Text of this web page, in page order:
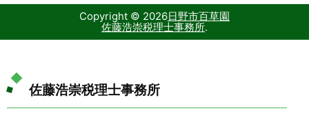
Copyright © 2026日野市百草園
佐藤浩崇税理士事務所.
佐藤浩崇税理士事務所